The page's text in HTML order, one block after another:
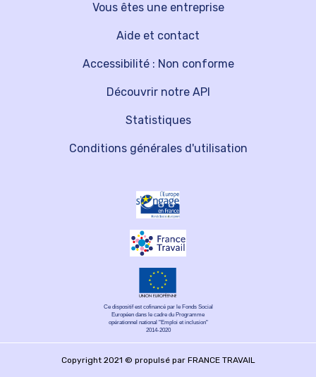
Vous êtes une entreprise
Découvrir notre API
Aide et contact
Statistiques
Accessibilité : Non conforme
Conditions générales d'utilisation
Ce dispositif est cofinancé par le Fonds Social
Européen dans le cadre du Programme
opérationnel national "Emploi et inclusion"
2014-2020
Copyright 2021 © propulsé par FRANCE TRAVAIL